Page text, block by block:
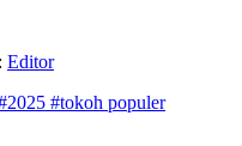
Editor
#tokoh populer